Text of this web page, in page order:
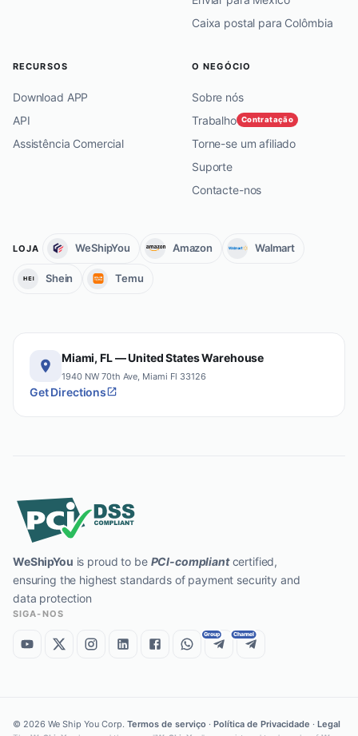
Caixa postal para Colômbia
RECURSOS
Download APP
API
Assistência Comercial
O NEGÓCIO
Sobre nós
Trabalho Contratação
Torne-se um afiliado
Suporte
Contacte-nos
LOJA WeShipYou Amazon Walmart
Shein Temu
Miami, FL — United States Warehouse
1940 NW 70th Ave, Miami Fl 33126
Get Directions
WeShipYou is proud to be PCI-compliantcertified,
ensuring the highest standards of payment security and
data protection
SIGA-NOS
Group Channel
© 2026 We Ship You Corp. Termos de serviço · Política de Privacidade · Legal